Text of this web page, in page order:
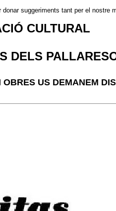
suggeriments tant per el nostre
CULTURAL
DELS
US DEMANEM